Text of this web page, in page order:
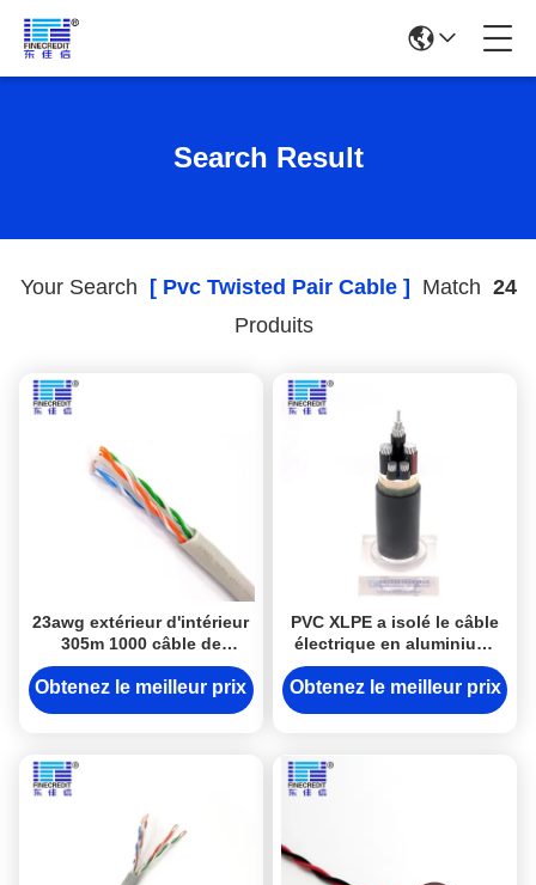
Search Result
Your Search [ Pvc Twisted Pair Cable ] Match 24
Produits
23awg extérieur d'intérieur
305m 1000 câble de
twisted pair du pied 4 pour
la mise en réseau
Obtenez le meilleur prix
PVC XLPE a isolé le câble
électrique en aluminium,
cable électrique 0.6/1KV
Obtenez le meilleur prix